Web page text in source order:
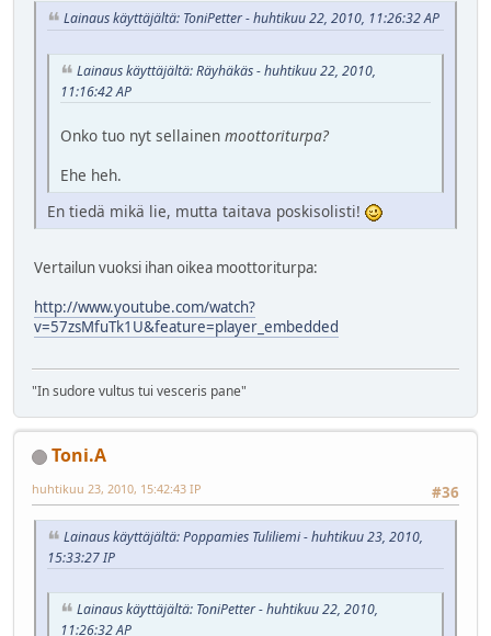
Lainaus käyttäjältä: ToniPetter - huhtikuu 22, 2010, 11:26:32 AP
Lainaus käyttäjältä: Räyhäkäs - huhtikuu 22, 2010,
11:16:42 AP
Onko tuo nyt sellainen moottoriturpa?
Ehe heh.
En tiedä mikä lie, mutta taitava poskisolisti!
Vertailun vuoksi ihan oikea moottoriturpa:
http://www.youtube.com/watch?
v=57zsMfuTk1U&feature=player_embedded
"In sudore vultus tui vesceris pane"
Toni.A
#36
huhtikuu 23, 2010, 15:42:43 IP
Lainaus käyttäjältä: Poppamies Tuliliemi - huhtikuu 23, 2010,
15:33:27 IP
Lainaus käyttäjältä: ToniPetter - huhtikuu 22, 2010,
11:26:32 AP